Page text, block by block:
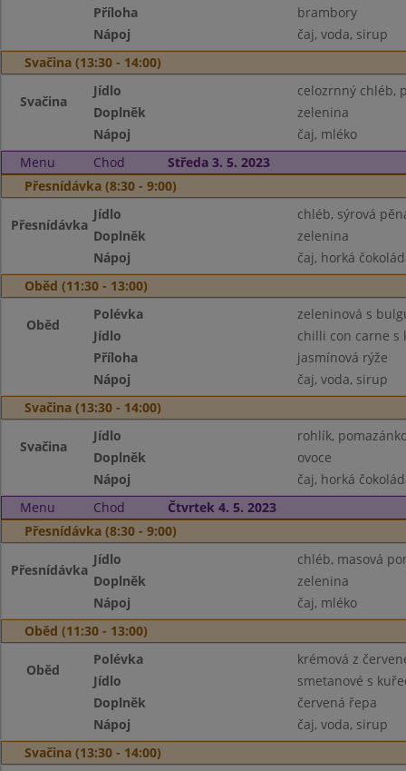
Příloha
brambory
Nápoj
čaj, voda, sirup
Svačina (13:30 - 14:00)
Svačina
Jídlo
celozrnný chléb,
Doplněk
zelenina
Nápoj
čaj, mléko
Menu
Chod
Středa 3. 5. 2023
Přesnídávka (8:30 - 9:00)
Přesnídávka
Jídlo
chléb, sýrová
Doplněk
zelenina
Nápoj
čaj, horká
Oběd (11:30 - 13:00)
Oběd
Polévka
zeleninová s
Jídlo
chilli con carne s
Příloha
jasmínová rýže
Nápoj
čaj, voda, sirup
Svačina (13:30 - 14:00)
Svačina
Jídlo
rohlík,
Doplněk
ovoce
Nápoj
čaj, horká
Menu
Chod
Čtvrtek 4. 5. 2023
Přesnídávka (8:30 - 9:00)
Přesnídávka
Jídlo
chléb, masová
Doplněk
zelenina
Nápoj
čaj, mléko
Oběd (11:30 - 13:00)
Oběd
Polévka
krémová z
Jídlo
smetanové s
Doplněk
červená řepa
Nápoj
čaj, voda, sirup
Svačina (13:30 - 14:00)